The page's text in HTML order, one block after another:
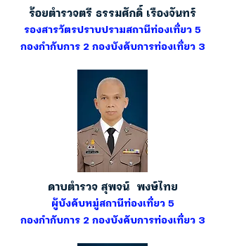
ร้อยตำรวจตรี ธรรมศักดิ์ เรืองจันทร์
รองสารวัตรปราบปรามสถานีท่องเที่ยว 5
กองกำกับการ 2 กองบังคับการท่องเที่ยว 3
ดาบตำรวจ สุพจน์ พงษ์ไทย
ผู้บังคับหมู่สถานีท่องเที่ยว 5
กองกำกับการ 2 กองบังคับการท่องเที่ยว 3